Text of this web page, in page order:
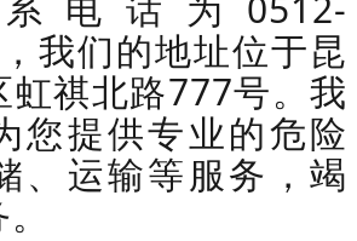
我们的地址位于昆
虹祺北路777号。我
您提供专业的危险
、运输等服务，竭